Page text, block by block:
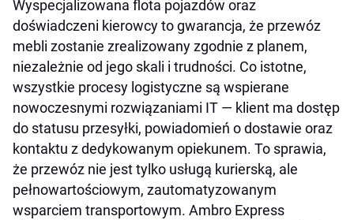
Wyspecjalizowana flota pojazdów oraz
doświadczeni kierowcy to gwarancja, że przewóz
mebli zostanie zrealizowany zgodnie z planem,
niezależnie od jego skali i trudności. Co istotne,
wszystkie procesy logistyczne są wspierane
nowoczesnymi rozwiązaniami IT — klient ma dostęp
do statusu przesyłki, powiadomień o dostawie oraz
kontaktu z dedykowanym opiekunem. To sprawia,
że przewóz nie jest tylko usługą kurierską, ale
pełnowartościowym, zautomatyzowanym
wsparciem transportowym. Ambro Express